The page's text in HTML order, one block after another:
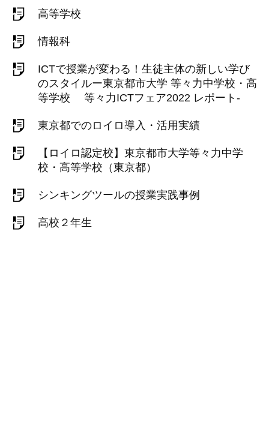
高等学校
情報科
ICTで授業が変わる！生徒主体の新しい学び
のスタイルー東京都市大学 等々力中学校・高
等学校 等々力ICTフェア2022 レポート-
東京都でのロイロ導入・活用実績
【ロイロ認定校】東京都市大学等々力中学
校・高等学校（東京都）
シンキングツールの授業実践事例
高校２年生